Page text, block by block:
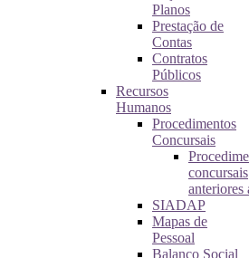
Planos
Prestação de
Contas
Contratos
Públicos
Recursos
Humanos
Procedimentos
Concursais
concursais
anteriores
SIADAP
Mapas de
Pessoal
Balanço Social